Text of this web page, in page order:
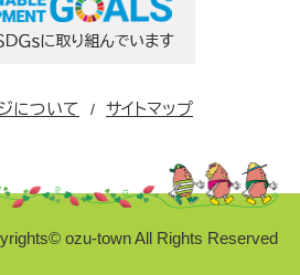
について サイトマップ
ozu-town All Rights Reserved